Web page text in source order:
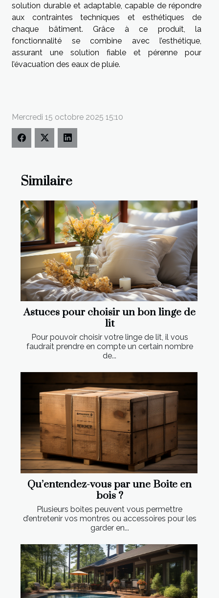
solution durable et adaptable, capable de répondre
aux contraintes techniques et esthétiques de
chaque bâtiment. Grâce à ce produit, la
fonctionnalité se combine avec l’esthétique,
assurant une solution fiable et pérenne pour
l’évacuation des eaux de pluie.
Mercredi 15 octobre 2025 15:10
Similaire
Astuces pour choisir un bon linge de
lit
Pour pouvoir choisir votre linge de lit, il vous
faudrait prendre en compte un certain nombre
de...
Qu’entendez-vous par une Boite en
bois ?
Plusieurs boites peuvent vous permettre
d’entretenir vos montres ou accessoires pour les
garder en...